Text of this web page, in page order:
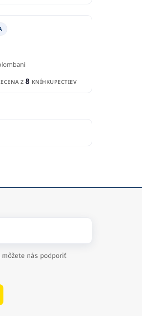
CENA Z 8 KNÍHKUPECTIEV
môžete nás podporiť